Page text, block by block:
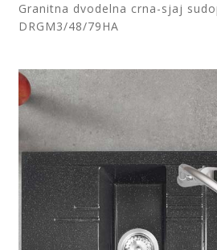
Moj nalog
Prodavnica
Izdvajamo
Noviteti
Granitne sudopere
Kupatilska galanterija
Granitna dvodelna crna-sjaj
DRGM3/48/79HA